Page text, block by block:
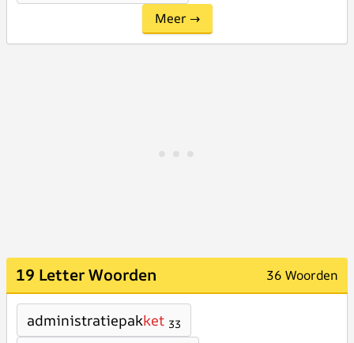
Meer →
19 Letter Woorden 36 Woorden
administratiepakket 33